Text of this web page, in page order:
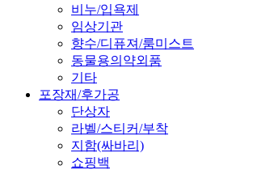
비누/입욕제
임상기관
향수/디퓨져/룸미스트
동물용의약외품
기타
포장재/후가공
단상자
라벨/스티커/부착
지함(싸바리)
쇼핑백